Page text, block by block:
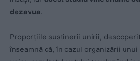
dezavua.
Proporțiile susținerii unirii,
înseamnă că, în cazul organizării